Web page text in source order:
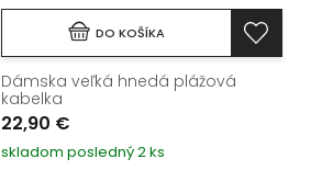
DO KOŠÍKA
Dámska veľká hnedá plážová
kabelka
22,90 €
skladom posledný 2 ks